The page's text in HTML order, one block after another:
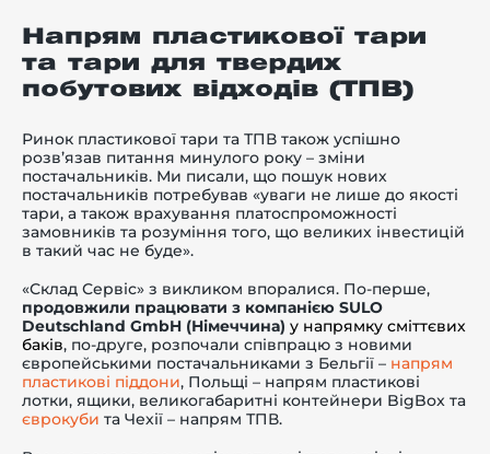
Напрям пластикової тари
та тари для твердих
побутових відходів (ТПВ)
Ринок пластикової тари та ТПВ також успішно
розв’язав питання минулого року – зміни
постачальників. Ми писали, що пошук нових
постачальників потребував «уваги не лише до якості
тари, а також врахування платоспроможності
замовників та розуміння того, що великих інвестицій
в такий час не буде».
«Склад Сервіс» з викликом впоралися. По-перше,
продовжили працювати з компанією SULO
Deutschland GmbH (Німеччина) у напрямку сміттєвих
баків, по-друге, розпочали співпрацю з новими
європейськими постачальниками з Бельгії – напрям
пластикові піддони, Польщі – напрям пластикові
лотки, ящики, великогабаритні контейнери BigBox та
єврокуби та Чехії – напрям ТПВ.